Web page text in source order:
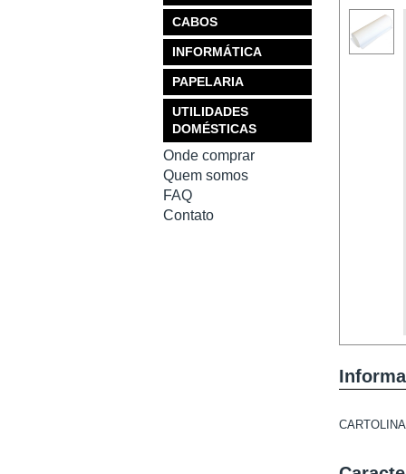
CABOS
INFORMÁTICA
PAPELARIA
UTILIDADES
DOMÉSTICAS
Onde comprar
Quem somos
FAQ
Contato